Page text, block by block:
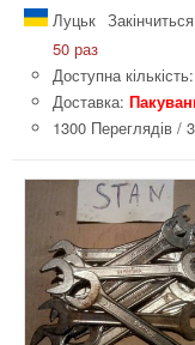
Луцьк
50 раз
Доступна
Доставка:
1300 Переглядів /